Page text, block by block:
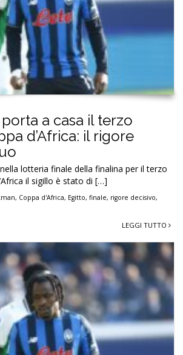
a casa il terzo
d’Africa: il rigore
lotteria finale della finalina per il terzo
il sigillo è stato di […]
, Coppa d'Africa, Egitto, finale, rigore decisivo,
LEGGI TUTTO